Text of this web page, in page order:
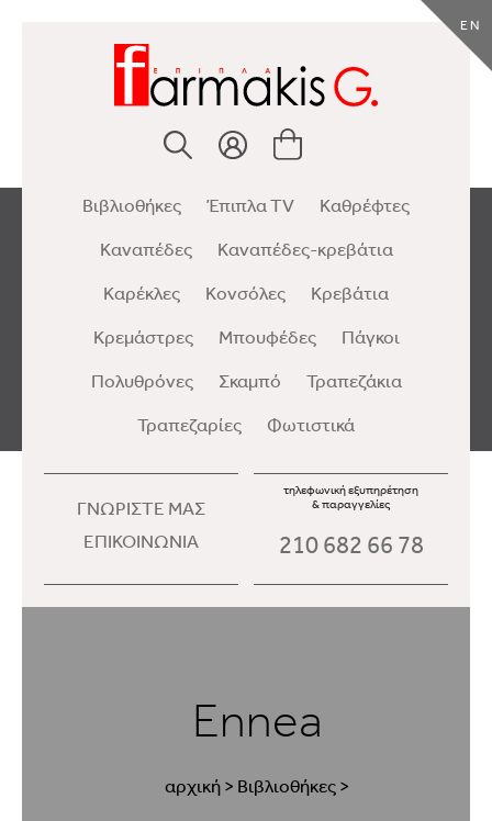
EN
Βιβλιοθήκες Έπιπλα TV
Καθρέφτες
Καναπέδες
Καναπέδες-κρεβάτια
Καρέκλες
Κονσόλες
Κρεβάτια
Κρεμάστρες
Μπουφέδες
Πάγκοι
Πολυθρόνες
Σκαμπό
Τραπεζάκια
Τραπεζαρίες
Φωτιστικά
ΓΝΩΡΙΣΤΕ ΜΑΣ
ΕΠΙΚΟΙΝΩΝΙΑ
τηλεφωνική εξυπηρέτηση
& παραγγελίες
210 682 66 78
αρχική>Βιβλιοθήκες>
Ennea